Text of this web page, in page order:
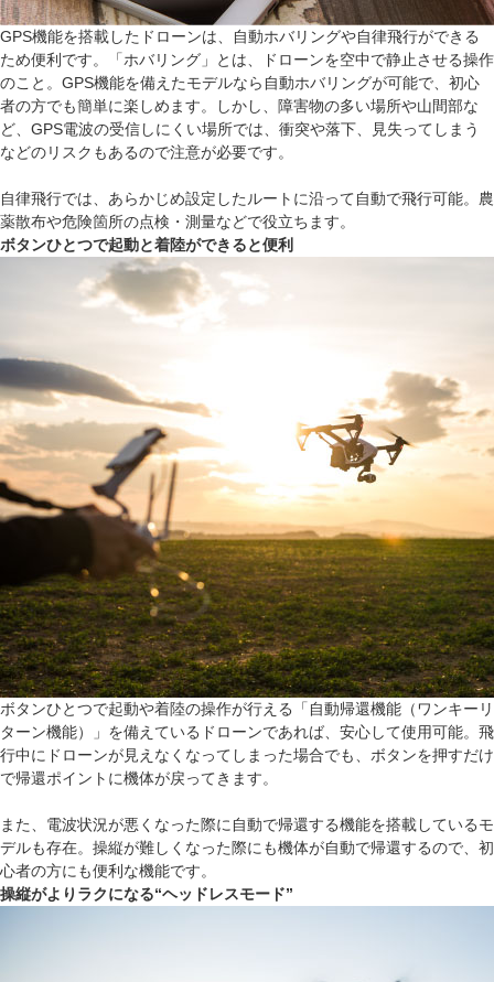
GPS機能を搭載したドローンは、自動ホバリングや自律飛行ができる
ため便利です。「ホバリング」とは、ドローンを空中で静止させる操作
のこと。GPS機能を備えたモデルなら自動ホバリングが可能で、初心
者の方でも簡単に楽しめます。しかし、障害物の多い場所や山間部な
ど、GPS電波の受信しにくい場所では、衝突や落下、見失ってしまう
などのリスクもあるので注意が必要です。
自律飛行では、あらかじめ設定したルートに沿って自動で飛行可能。農
薬散布や危険箇所の点検・測量などで役立ちます。
ボタンひとつで起動と着陸ができると便利
ボタンひとつで起動や着陸の操作が行える「自動帰還機能（ワンキーリ
ターン機能）」を備えているドローンであれば、安心して使用可能。飛
行中にドローンが見えなくなってしまった場合でも、ボタンを押すだけ
で帰還ポイントに機体が戻ってきます。
また、電波状況が悪くなった際に自動で帰還する機能を搭載しているモ
デルも存在。操縦が難しくなった際にも機体が自動で帰還するので、初
心者の方にも便利な機能です。
操縦がよりラクになる“ヘッドレスモード”